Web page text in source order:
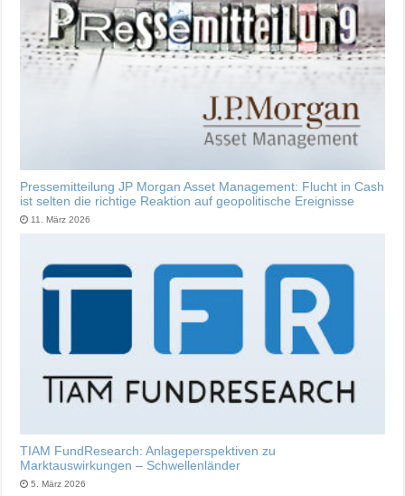
Pressemitteilung JP Morgan Asset Management: Flucht in Cash
ist selten die richtige Reaktion auf geopolitische Ereignisse
11. März 2026
TIAM FundResearch: Anlageperspektiven zu
Marktauswirkungen – Schwellenländer
5. März 2026